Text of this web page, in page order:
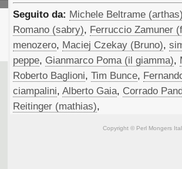
Seguito da: Michele Beltrame
Romano (‎sabry‎), Ferruccio Zamuner
menozero, Maciej Czekay (‎Bruno‎),
peppe, Gianmarco Poma (‎il giamma‎),
Roberto Baglioni, Tim Bunce,
ciampalini, Alberto Gaia, Corrado
Reitinger (‎mathias‎),
Copyright © Perl Mongers